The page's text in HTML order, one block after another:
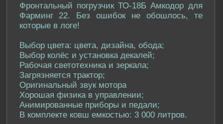
Фронтальный погрузчик ТО-18Б Амкодор для
Фарминг 22. Без ошибок не обошлось, те
которые в логе!
Выбор цвета: цвета, дизайна, обода;
Выбор колёс и установка декалей;
Рабочая светотехника и зеркала;
Загрязняется трактор;
Оригинальный звук мотора
Хорошая физика в управлении;
Анимированные приборы и педали;
В комплекте ковш емкостью: 3 000 литров.